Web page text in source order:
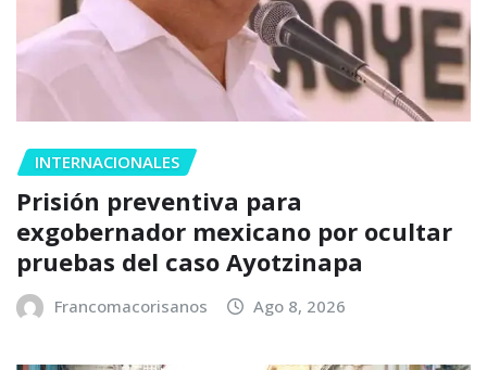
INTERNACIONALES
Prisión preventiva para
exgobernador mexicano por ocultar
pruebas del caso Ayotzinapa
Francomacorisanos Ago 8, 2026